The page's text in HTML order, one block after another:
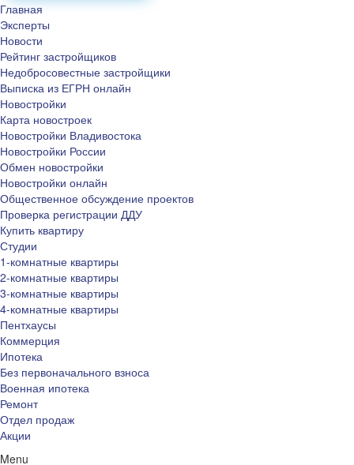
Главная
Эксперты
Новости
Рейтинг застройщиков
Недобросовестные застройщики
Выписка из ЕГРН онлайн
Новостройки
Карта новостроек
Новостройки Владивостока
Новостройки России
Обмен новостройки
Новостройки онлайн
Общественное обсуждение проектов
Проверка регистрации ДДУ
Купить квартиру
Студии
1-комнатные квартиры
2-комнатные квартиры
3-комнатные квартиры
4-комнатные квартиры
Пентхаусы
Коммерция
Ипотека
Без первоначального взноса
Военная ипотека
Ремонт
Отдел продаж
Акции
Menu